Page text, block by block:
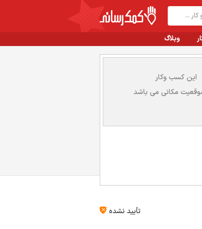
وبلاگ
این کسب وکار
مکانی می باشد
تأیید نشده